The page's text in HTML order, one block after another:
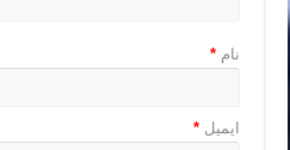
نام*
ایمیل*